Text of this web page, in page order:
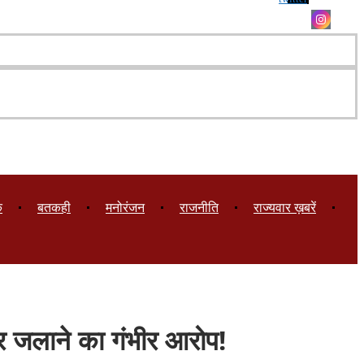
बतकही मनोरंजन राजनीति राज्यवार ख़बरें
जलाने का गंभीर आरोप!